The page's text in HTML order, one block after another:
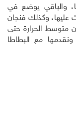
والباقي يوضع في
عليها، وكذلك فنجان
متوسط الحرارة حتى
مع البطاطا